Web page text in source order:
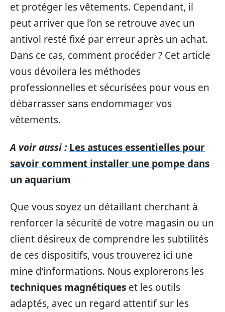
et protéger les vêtements. Cependant, il
peut arriver que l’on se retrouve avec un
antivol resté fixé par erreur après un achat.
Dans ce cas, comment procéder ? Cet article
vous dévoilera les méthodes
professionnelles et sécurisées pour vous en
débarrasser sans endommager vos
vêtements.
A voir aussi : Les astuces essentielles pour
savoir comment installer une pompe dans
un aquarium
Que vous soyez un détaillant cherchant à
renforcer la sécurité de votre magasin ou un
client désireux de comprendre les subtilités
de ces dispositifs, vous trouverez ici une
mine d’informations. Nous explorerons les
techniques magnétiques et les outils
adaptés, avec un regard attentif sur les